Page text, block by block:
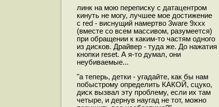
линк на мою переписку с датацентром
кинуть не могу, лучшее мое достижение
с red - виснущий намертво 3ware 9xxx
(вместе со всем массивом, разумеется)
при обращении к каким-то частям одного
из дисков. Драйвер - туда же. До нажатия
кнопки reset. А я-то думал, они
неубиваемые...
"а теперь, детки - угадайте, как бы нам
побыстрому определить КАКОЙ, сцуко,
диск вызвал эту проблему, если их там
четыре, и дернув наугад не тот, можно